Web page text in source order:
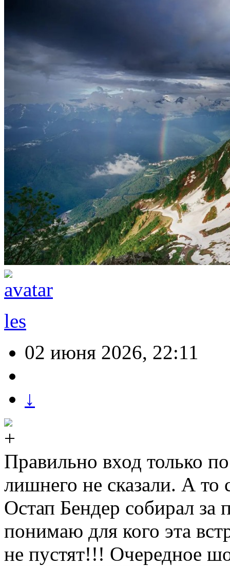
les
02 июня 2026, 22:11
↓
Правильно вход только
лишнего не сказали. А то
Остап Бендер собирал за
понимаю для кого эта
не пустят!!! Очередное